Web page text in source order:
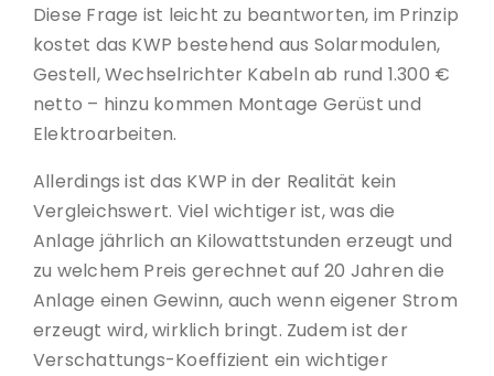
Diese Frage ist leicht zu beantworten, im Prinzip
kostet das KWP bestehend aus Solarmodulen,
Gestell, Wechselrichter Kabeln ab rund 1.300 €
netto – hinzu kommen Montage Gerüst und
Elektroarbeiten.
Allerdings ist das KWP in der Realität kein
Vergleichswert. Viel wichtiger ist, was die
Anlage jährlich an Kilowattstunden erzeugt und
zu welchem Preis gerechnet auf 20 Jahren die
Anlage einen Gewinn, auch wenn eigener Strom
erzeugt wird, wirklich bringt. Zudem ist der
Verschattungs-Koeffizient ein wichtiger